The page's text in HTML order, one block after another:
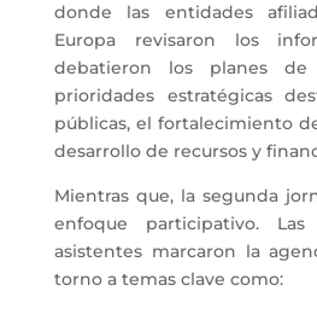
donde las entidades
Europa revisaron los
debatieron los planes
prioridades estratégicas
públicas, el fortalecimiento
desarrollo de recursos y
Mientras que, la segunda
enfoque participativo. Las
asistentes marcaron la
torno a temas clave como: